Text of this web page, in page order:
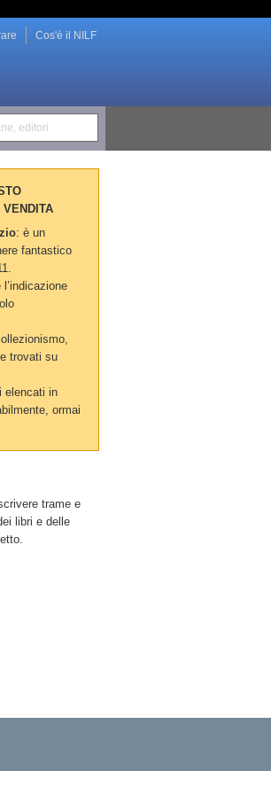
editori
Cos'è il NILF
VENDITA
: è un
fantastico
trovati su
elencati in
ormai
trame e
libri e delle